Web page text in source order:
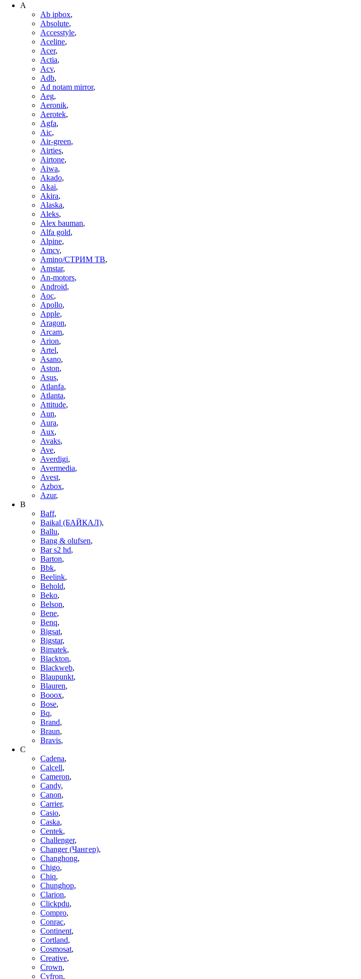
A
Ab ipbox,
Absolute,
Accesstyle,
Aceline,
Acer,
Actia,
Acv,
Adb,
Ad notam mirror,
Aeg,
Aeronik,
Aerotek,
Agfa,
Aic,
Air-green,
Airties,
Airtone,
Aiwa,
Akado,
Akai,
Akira,
Alaska,
Aleks,
Alex bauman,
Alfa gold,
Alpine,
Amcv,
Amino/СТРИМ ТВ,
Amstar,
An-motors,
Android,
Aoc,
Apollo,
Apple,
Aragon,
Arcam,
Arion,
Artel,
Asano,
Aston,
Asus,
Atlanfa,
Atlanta,
Attitude,
Aun,
Aura,
Aux,
Avaks,
Ave,
Averdigi,
Avermedia,
Avest,
Azbox,
Azur,
B
Baff,
Baikal (БАЙКАЛ),
Ballu,
Bang & olufsen,
Bar s2 hd,
Barton,
Bbk,
Beelink,
Behold,
Beko,
Belson,
Bene,
Benq,
Bigsat,
Bigstar,
Bimatek,
Blackton,
Blackweb,
Blaupunkt,
Blauren,
Booox,
Bose,
Bq,
Brand,
Braun,
Bravis,
C
Cadena,
Calcell,
Cameron,
Candy,
Canon,
Carrier,
Casio,
Caska,
Centek,
Challenger,
Changer (Чангер),
Changhong,
Chigo,
Chiq,
Chunghop,
Clarion,
Clickpdu,
Compro,
Conrac,
Continent,
Cortland,
Cosmosat,
Creative,
Crown,
Cyfron,